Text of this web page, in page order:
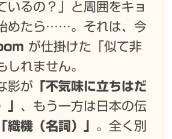
いるの？」と周囲をキョ
めたら……。それは、今
が仕掛けた「似て非
しれません。
影が 「不気味に立ちはだ
」 、もう一方は日本の伝
「織機（名詞）」 。全く別